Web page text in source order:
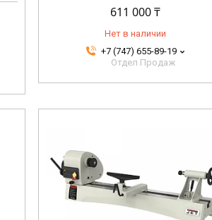
611 000 ₸
Нет в наличии
+7 (747) 655-89-19
Отдел Продаж